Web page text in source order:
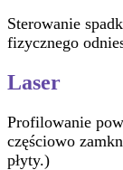
Sterowanie
fizycznego
Laser
Profilowanie
częściowo
płyty.)